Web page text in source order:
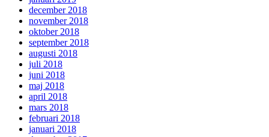
december 2018
november 2018
oktober 2018
september 2018
augusti 2018
juli 2018
juni 2018
maj 2018
april 2018
mars 2018
februari 2018
januari 2018